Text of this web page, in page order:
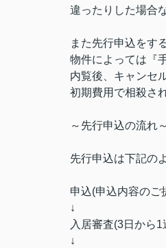
違ったりした場合
また先行申込をす
物件によっては『
内覧後、キャンセ
初期費用で相殺さ
～先行申込の流れ～
先行申込は下記の
申込(申込内容のご
↓
入居審査(3日から
↓